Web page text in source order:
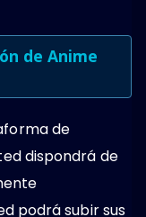
de Anime
de
dispondrá de
podrá subir sus